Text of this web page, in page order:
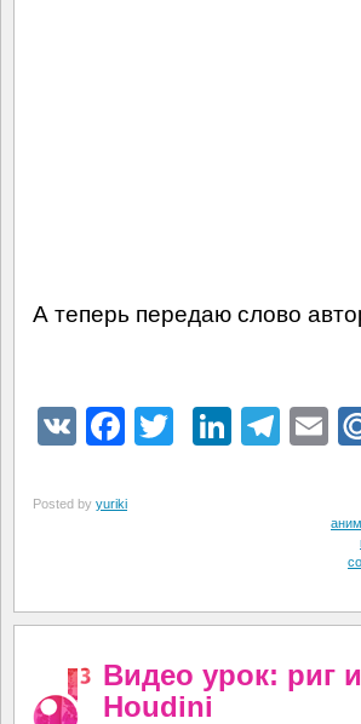
А теперь передаю слово
VK Facebook
Twitter
Posted by yuriki
Видео урок: риг
Houdini